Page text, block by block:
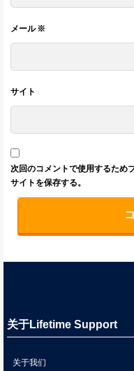
メール※
サイト
次回のコメントで使用するため
サイトを保存する。
关于Lifetime Support
关于我们